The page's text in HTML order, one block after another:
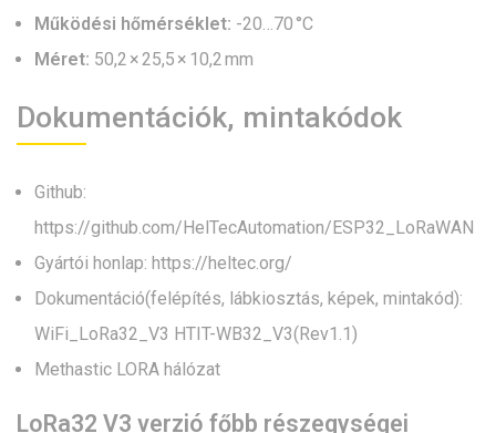
Működési hőmérséklet: -20…70 °C
Méret: 50,2 × 25,5 × 10,2 mm
Dokumentációk, mintakódok
Github:
https://github.com/HelTecAutomation/ESP32_LoRaWAN
Gyártói honlap: https://heltec.org/
Dokumentáció(felépítés, lábkiosztás, képek, mintakód):
WiFi_LoRa32_V3 HTIT-WB32_V3(Rev1.1)
Methastic LORA hálózat
LoRa32 V3 verzió főbb részegységei